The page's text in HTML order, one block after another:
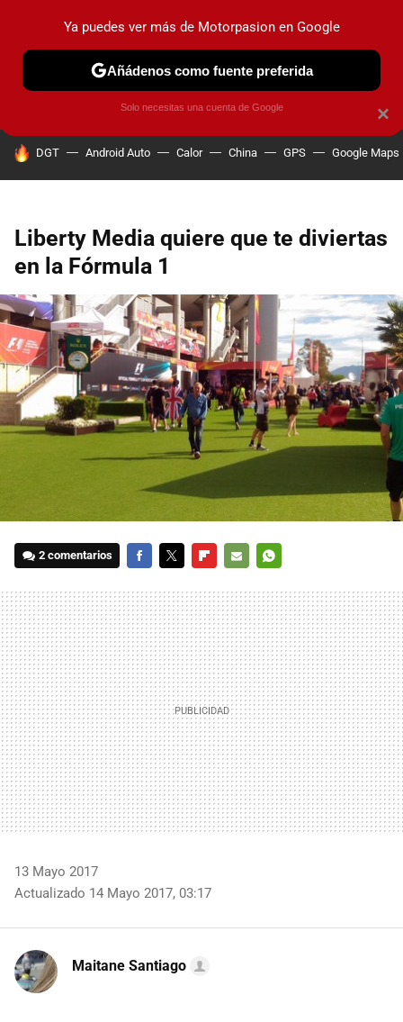
PRUEBAS COCHES ELÉCTRICOS OBSERVATORIO
HOY SE HABLA DE
DGT Android Auto Calor China GPS Google Maps
Liberty Media quiere que te diviertas
en la Fórmula 1
2 comentarios
MAIL
13 Mayo 2017
Actualizado 14 Mayo 2017, 03:17
Maitane Santiago
×
Ya puedes ver más de Motorpasion en Google
Añádenos como fuente preferida
Solo necesitas una cuenta de Google